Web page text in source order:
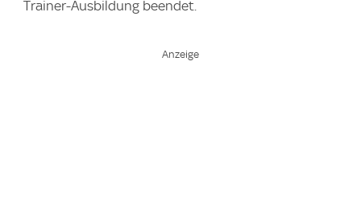
Trainer-Ausbildung beendet.